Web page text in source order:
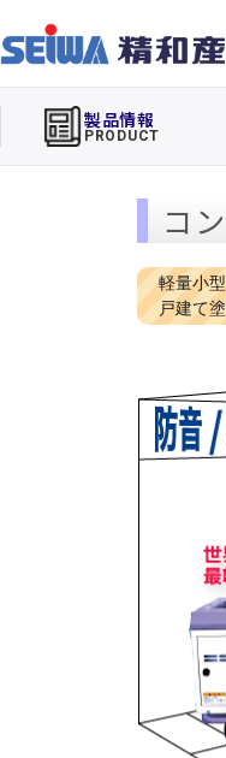
製品情報
PRODUCT
コ
軽量小
戸建て